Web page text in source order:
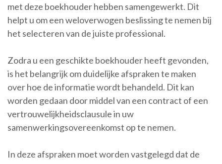
met deze boekhouder hebben samengewerkt. Dit
helpt u om een weloverwogen beslissing te nemen bij
het selecteren van de juiste professional.
Zodra u een geschikte boekhouder heeft gevonden,
is het belangrijk om duidelijke afspraken te maken
over hoe de informatie wordt behandeld. Dit kan
worden gedaan door middel van een contract of een
vertrouwelijkheidsclausule in uw
samenwerkingsovereenkomst op te nemen.
In deze afspraken moet worden vastgelegd dat de